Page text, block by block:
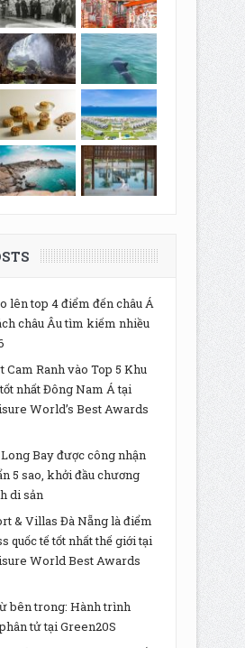
lên top 4 điểm đến châu Á
châu Âu tìm kiếm nhiều
Cam Ranh vào Top 5 Khu
nhất Đông Nam Á tại
World’s Best Awards
Bay được công nhận
5 sao, khởi đầu chương
di sản
& Villas Đà Nẵng là điểm
quốc tế tốt nhất thế giới tại
World Best Awards
bên trong: Hành trình
tử tại Green20S